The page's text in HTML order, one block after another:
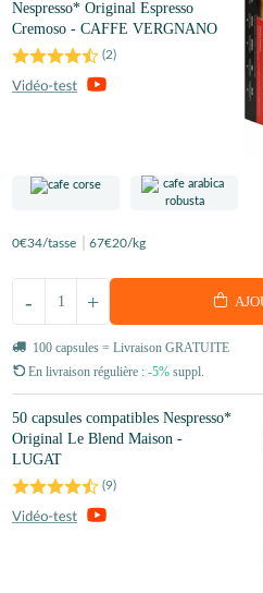
Nespresso* Original Espresso
Cremoso - CAFFE VERGNANO
(2)
0€34/tasse 67€20/kg
+
-
100 capsules = Livraison GRATUITE
En livraison régulière : -5% suppl.
50 capsules compatibles Nespresso*
Original Le Blend Maison -
LUGAT
(9)